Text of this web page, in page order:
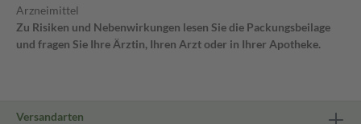
Arzneimittel
Zu Risiken und Nebenwirkungen lesen Sie die Packungsbeilage
und fragen Sie Ihre Ärztin, Ihren Arzt oder in Ihrer Apotheke.
Versandarten